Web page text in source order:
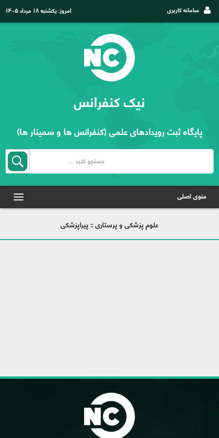
سامانه کاربری امروز:یکشنبه ۱۸ مرداد ۱۴۰۵
نیک کنفرانس
پایگاه ثبت رویدادهای علمی (کنفرانس ها و سمینار ها)
منوی اصلی
علوم پزشکی و پرستاری :: پیراپزشکی